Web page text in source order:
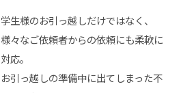
学生様のお引っ越しだけではなく、
様々なご依頼者からの依頼にも柔軟に
対応。
お引っ越しの準備中に出てしまった不